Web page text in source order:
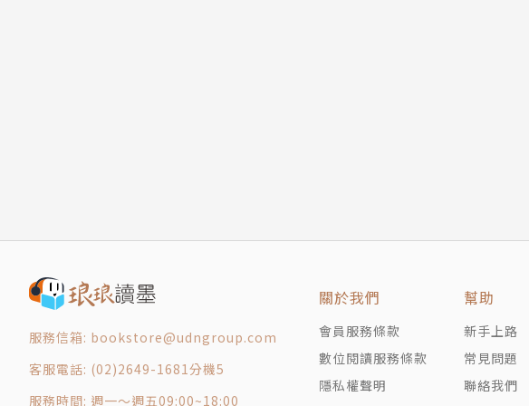
第二十四章 血紅之路
第二十六章 官方版本
第二十七章 潔西的結尾
服務信箱: bookstore@udngroup.com
客服電話: (02)2649-1681分機5
服務時間: 週一～週五09:00~18:00
關於我們
會員服務條款
數位閱讀服務條款
隱私權聲明
幫助
新手上路
常見問題
聯絡我們